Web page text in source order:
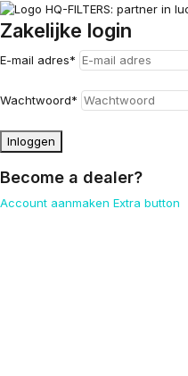
Zakelijke login
E-mail adres*
Wachtwoord*
Inloggen
Become a dealer?
Account aanmaken Extra button